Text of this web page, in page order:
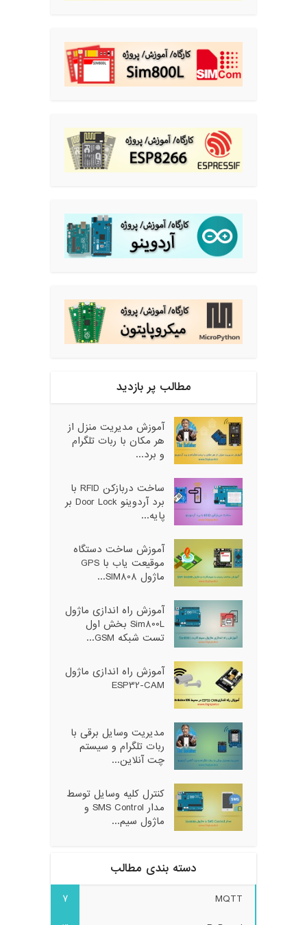
مطالب پر بازدید
آموزش مدیریت منزل از
هر مکان با ربات تلگرام
و برد...
ساخت دربازکن RFID با
برد آردوینو Door Lock بر
پایه...
آموزش ساخت دستگاه
موقیعت یاب با GPS
ماژول SIM808...
آموزش راه اندازی ماژول
Sim800L بخش اول
تست شبکه GSM...
آموزش راه اندازی ماژول
ESP32-CAM
مدیریت وسایل برقی با
ربات تلگرام و سیستم
چت آنلاین...
کنترل کلیه وسایل توسط
مدار SMS Control و
ماژول سیم...
دسته بندی مطالب
MQTT
7